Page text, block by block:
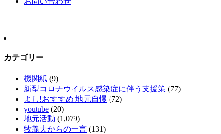
カテゴリー
機関紙 (9)
新型コロナウイルス感染症に伴う支援策 (77)
よし!おすすめ 地元自慢 (72)
youtube (20)
地元活動 (1,079)
牧義夫からの一言 (131)